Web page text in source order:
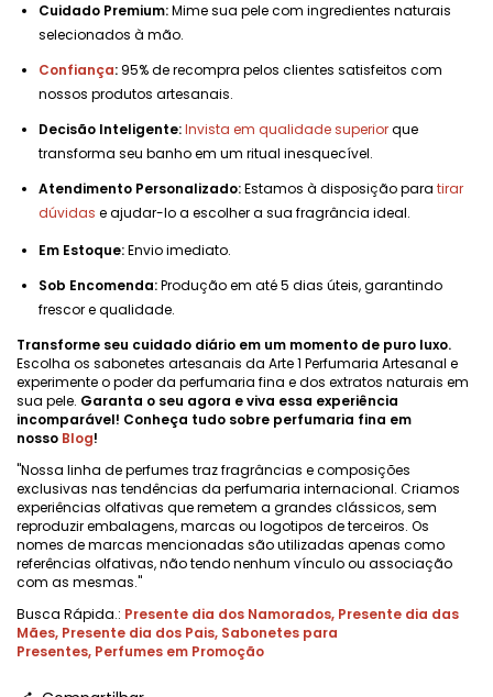
Cuidado Premium:Mime sua pele com ingredientes naturais
selecionados à mão.
Confiança: 95% de recompra pelos clientes satisfeitos com
nossos produtos artesanais.
Decisão Inteligente:Invista em qualidade superiorque
transforma seu banho em um ritual inesquecível.
Atendimento Personalizado:Estamos à disposição para tirar
dúvidas e ajudar-lo a escolher a sua fragrância ideal.
Em Estoque:Envio imediato.
Sob Encomenda:Produção em até 5 dias úteis, garantindo
frescor e qualidade.
Transforme seu cuidado diário em um momento de puro luxo.
Escolha os sabonetes artesanais da Arte 1 Perfumaria Artesanal e
experimente o poder da perfumaria fina e dos extratos naturais em
sua pele. Garanta o seu agora e viva essa experiência
incomparável! Conheça tudo sobre perfumaria fina em
nosso Blog!
"Nossa linha de perfumes traz fragrâncias e composições
exclusivas nas tendências da perfumaria internacional. Criamos
experiências olfativas que remetem a grandes clássicos, sem
reproduzir embalagens, marcas ou logotipos de terceiros. Os
nomes de marcas mencionadas são utilizadas apenas como
referências olfativas, não tendo nenhum vínculo ou associação
com as mesmas."
Busca Rápida.: Presente dia dos Namorados, Presente dia das
Mães, Presente dia dos Pais, Sabonetes para
Presentes, Perfumes em Promoção